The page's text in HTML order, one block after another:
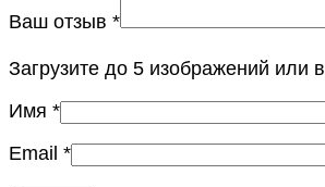
Ваш отзыв *
Загрузите до 5 изображений или
Имя *
Email *